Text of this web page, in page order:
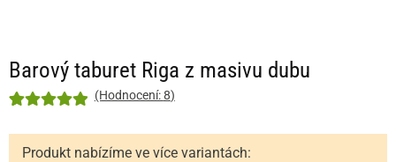
Barový taburet Riga z masivu dubu
(Hodnocení:8)
Produkt nabízíme ve více variantách: